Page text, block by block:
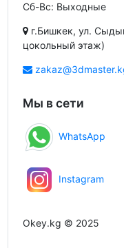
Сб-Вс: Выходные
г.Бишкек, ул.
цокольный этаж)
Мы в сети
WhatsApp
Instagram
Okey.kg © 2025